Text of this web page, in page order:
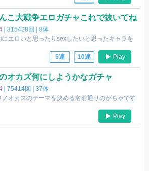
こ大戦争エロガチャこれで抜いてね
|315428回 |8体
にエロいと思ったりsexしたいと思ったキャラを
5連
10連 Play
オカズ何にしようかなガチャ
|75414回 |37体
ノオカズのテーマを決める名前通りのがちゃです
Play